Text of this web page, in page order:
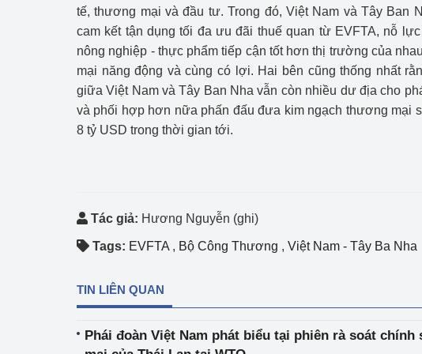
tế, thương mại và đầu tư. Trong đó, Việt Nam và Tây Ban
cam kết tận dụng tối đa ưu đãi thuế quan từ EVFTA, nỗ
nông nghiệp - thực phẩm tiếp cận tốt hơn thị trường của
mại năng động và cùng có lợi. Hai bên cũng thống nhất
giữa Việt Nam và Tây Ban Nha vẫn còn nhiều dư địa cho
và phối hợp hơn nữa phấn đấu đưa kim ngạch thương mại
8 tỷ USD trong thời gian tới.
Tác giả: Hương Nguyễn (ghi)
Tags: EVFTA , Bộ Công Thương , Việt Nam - Tây Ba Nha
TIN LIÊN QUAN
Phái đoàn Việt Nam phát biểu tại phiên rà soát